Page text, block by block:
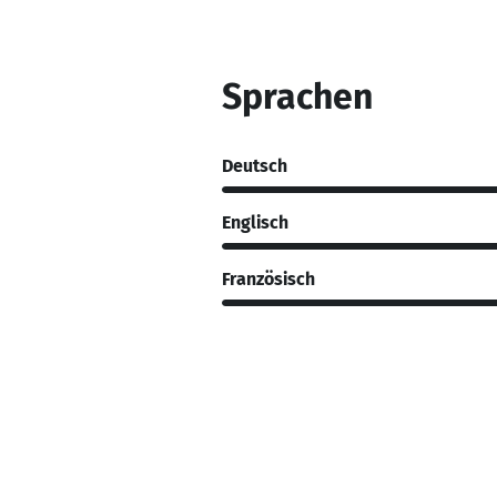
Sprachen
Deutsch
Englisch
Französisch